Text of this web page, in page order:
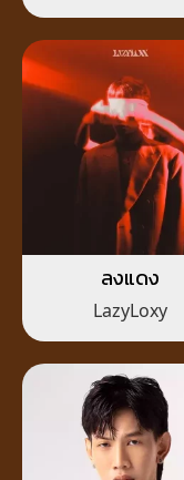
ลงแดง
LazyLoxy